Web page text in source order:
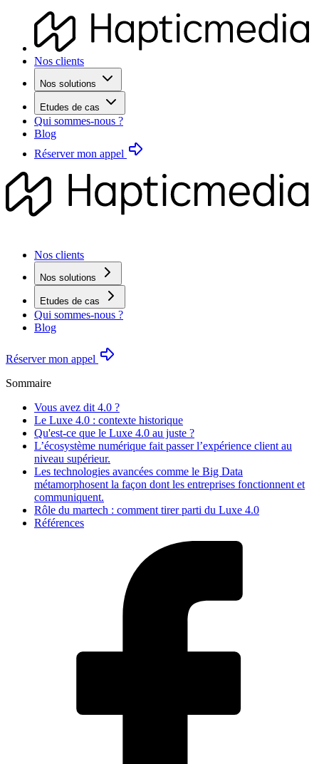
Nos clients
Nos solutions
Etudes de cas
Qui sommes-nous ?
Blog
Réserver mon appel
Nos clients
Nos solutions
Etudes de cas
Qui sommes-nous ?
Blog
Réserver mon appel
Sommaire
Vous avez dit 4.0 ?
Le Luxe 4.0 : contexte historique
Qu'est-ce que le Luxe 4.0 au juste ?
L’écosystème numérique fait passer l’expérience client au
niveau supérieur.
Les technologies avancées comme le Big Data
métamorphosent la façon dont les entreprises fonctionnent et
communiquent.
Rôle du martech : comment tirer parti du Luxe 4.0
Références